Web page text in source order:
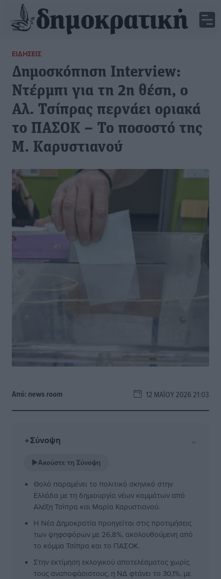
ΕΙΔΉΣΕΙΣ
Δημοσκόπηση Interview:
Ντέρμπι για τη 2η θέση, ο
Αλ. Τσίπρας περνάει οριακά
το ΠΑΣΟΚ – Το ποσοστό της
Μ. Καρυστιανού
Από: news room 12 ΜΑΪ́ΟΥ 2026 21:03
✦Σύνοψη ⌄
▶Ακούστε τη Σύνοψη
Θολό παραμένει το πολιτικό σκηνικό στην
Ελλάδα με τη δημιουργία νέων κομμάτων από
Αλέξη Τσίπρα και Μαρία Καρυστιανού.
Η Νέα Δημοκρατία προηγείται στις προτιμήσεις
των ψηφοφόρων με 26,8%, ακολουθούμενη από
το κόμμα Τσίπρα και το ΠΑΣΟΚ.
Στην εκτίμηση εκλογικού αποτελέσματος χωρίς
τους αναποφάσιστους, η ΝΔ φτάνει το 30,1%, με